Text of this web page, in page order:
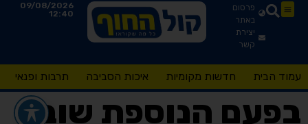
פרסום
באתר
יצירת
קשר
09/08/2026
12:40
עמוד הבית חדשות מקומיות איכות הסביבה תרבות ופנאי
בפעם הנוספת שוב